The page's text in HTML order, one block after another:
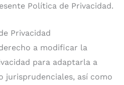
Política de Privacidad.
Privacidad
a modificar la
para adaptarla a
jurisprudenciales, así como